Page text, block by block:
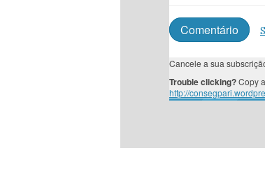
Comentário
Cancele a sua
Trouble clicking?Copy
http://